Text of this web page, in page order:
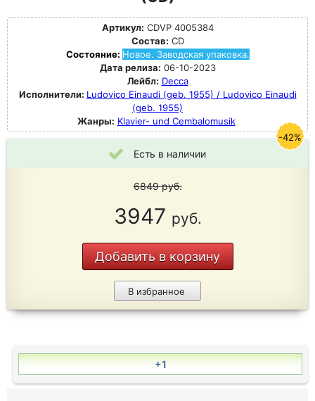
Артикул: CDVP 4005384
Состав: CD
Состояние: Новое. Заводская упаковка.
Дата релиза: 06-10-2023
Лейбл: Decca
Исполнители: Ludovico Einaudi (geb. 1955) / Ludovico Einaudi
(geb. 1955)
Жанры: Klavier- und Cembalomusik
Есть в наличии
6849руб.
3947 руб.
Добавить в корзину
В избранное
-42%
+1